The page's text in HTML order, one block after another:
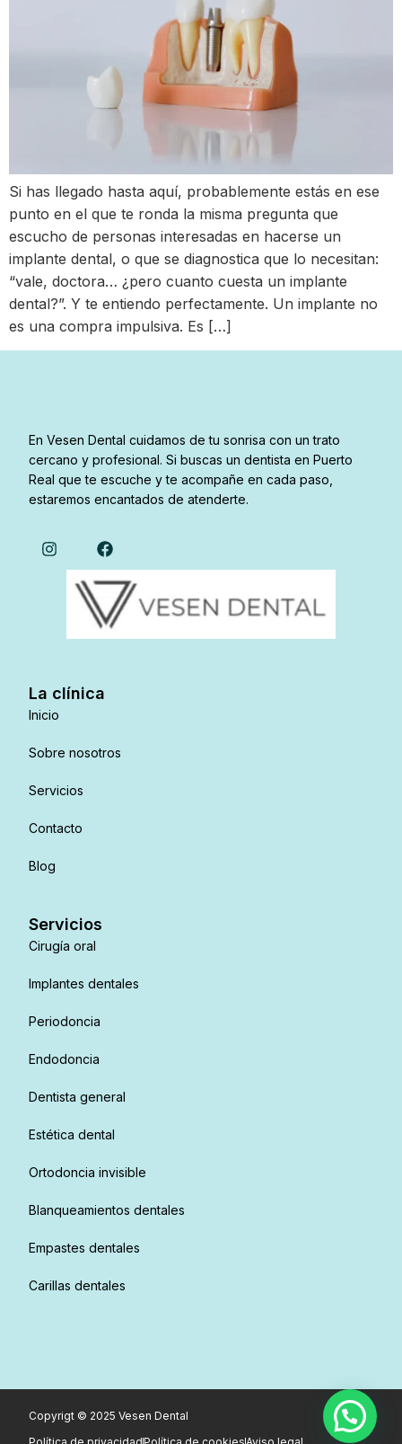
Si has llegado hasta aquí, probablemente estás en ese
punto en el que te ronda la misma pregunta que
escucho de personas interesadas en hacerse un
implante dental, o que se diagnostica que lo necesitan:
“vale, doctora… ¿pero cuanto cuesta un implante
dental?”. Y te entiendo perfectamente. Un implante no
es una compra impulsiva. Es […]
En Vesen Dental cuidamos de tu sonrisa con un trato
cercano y profesional. Si buscas un dentista en Puerto
Real que te escuche y te acompañe en cada paso,
estaremos encantados de atenderte.
La clínica
Inicio
Sobre nosotros
Servicios
Contacto
Blog
Servicios
Cirugía oral
Implantes dentales
Periodoncia
Endodoncia
Dentista general
Estética dental
Ortodoncia invisible
Blanqueamientos dentales
Empastes dentales
Carillas dentales
Copyrigt © 2025 Vesen Dental